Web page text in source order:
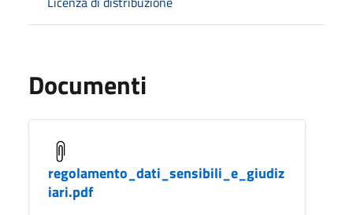
Documenti
regolamento_dati_sensibili_e_giudiz
iari.pdf